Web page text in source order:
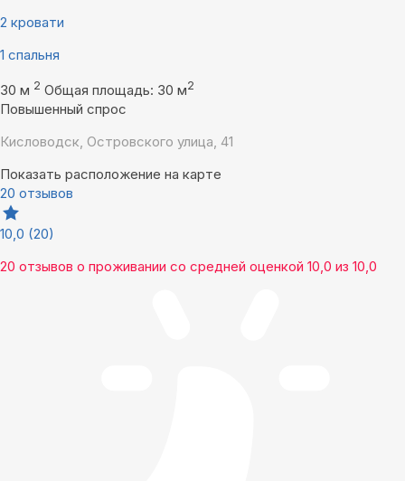
2 кровати
1 спальня
30 м 2 Общая площадь: 30 м2
Повышенный спрос
Кисловодск, Островского улица, 41
Показать расположение на карте
20 отзывов
10,0 (20)
20 отзывов о проживании со средней оценкой 10,0 из 10,0